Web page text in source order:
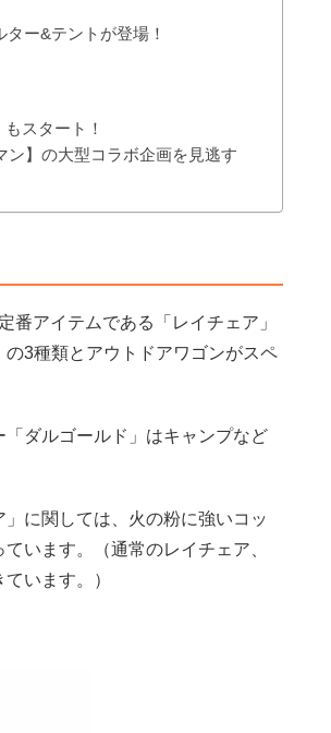
ー&テントが登場！
スタート！
】の大型コラボ企画を見逃す
番アイテムである「レイチェア」
の3種類とアウトドアワゴンがスペ
ダルゴールド」はキャンプなど
に関しては、火の粉に強いコッ
います。（通常のレイチェア、
います。）